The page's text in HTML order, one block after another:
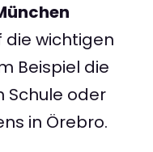
die wichtigen
Beispiel die
Schule oder
in Örebro.